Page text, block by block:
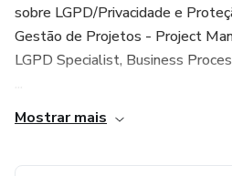
sobre LGPD/Privacidade e
Gestão de Projetos - Project
LGPD Specialist, Business
Mostrar mais